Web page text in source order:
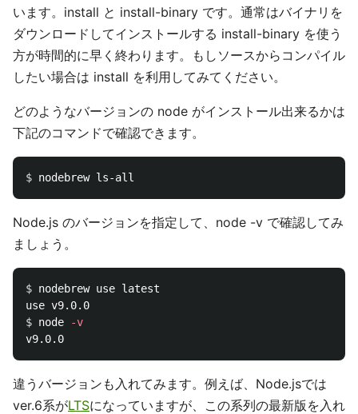
います。install と install-binary です。通常はバイナリを
ダウンロードしてインストールする install-binary を使う
方が時間的に早く終わります。もしソースからコンパイル
したい場合は install を利用してみてください。
どのようなバージョンの node がインストール出来るかは
下記のコマンドで確認できます。
$
Node.js のバージョンを指定して、node -v で確認してみ
ましょう。
$ nodebrew use latest
$ node
-v
違うバージョンも入れてみます。例えば、Node.jsでは
ver.6系がLTSになっていますが、この系列の最新版を入れ